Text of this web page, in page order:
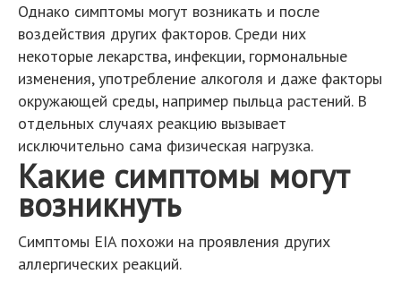
Однако симптомы могут возникать и после
воздействия других факторов. Среди них
некоторые лекарства, инфекции, гормональные
изменения, употребление алкоголя и даже факторы
окружающей среды, например пыльца растений. В
отдельных случаях реакцию вызывает
исключительно сама физическая нагрузка.
Какие симптомы могут
возникнуть
Симптомы EIA похожи на проявления других
аллергических реакций.